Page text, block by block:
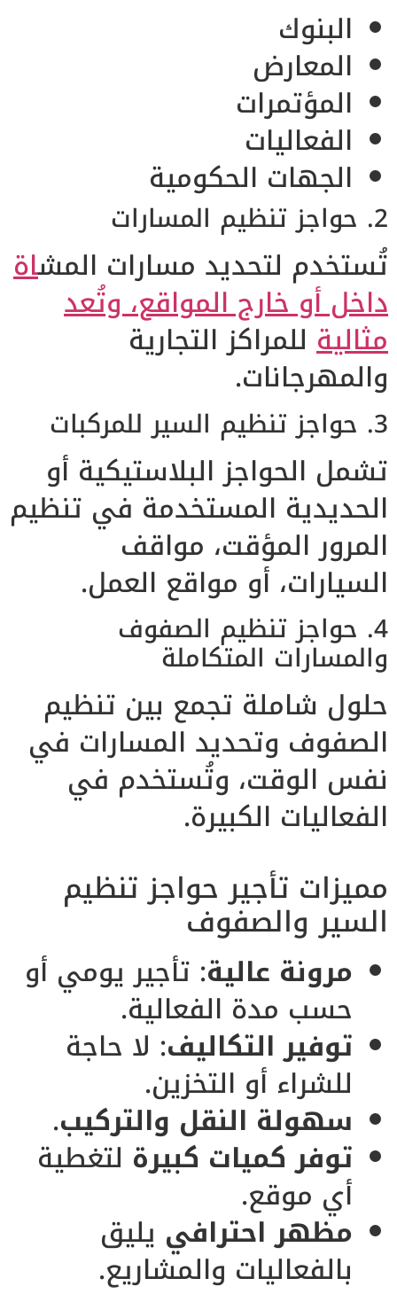
البنوك
المعارض
المؤتمرات
الفعاليات
الجهات الحكومية
2. حواجز تنظيم المسارات
تُستخدم لتحديد مسارات المشاة
داخل أو خارج المواقع، وتُعد
مثالية للمراكز التجارية
والمهرجانات.
3. حواجز تنظيم السير للمركبات
تشمل الحواجز البلاستيكية أو
الحديدية المستخدمة في تنظيم
المرور المؤقت، مواقف
السيارات، أو مواقع العمل.
4. حواجز تنظيم الصفوف
والمسارات المتكاملة
حلول شاملة تجمع بين تنظيم
الصفوف وتحديد المسارات في
نفس الوقت، وتُستخدم في
الفعاليات الكبيرة.
مميزات تأجير حواجز تنظيم
السير والصفوف
مرونة عالية: تأجير يومي أو
حسب مدة الفعالية.
توفير التكاليف: لا حاجة
للشراء أو التخزين.
سهولة النقل والتركيب.
توفر كميات كبيرة لتغطية
أي موقع.
مظهر احترافي يليق
بالفعاليات والمشاريع.